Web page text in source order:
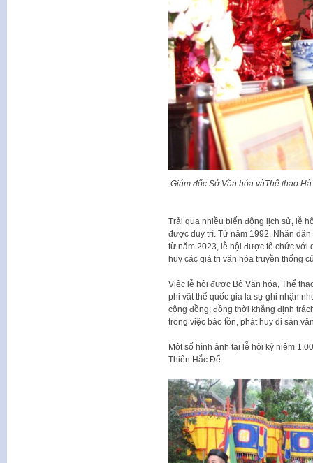
Giám đốc Sở Văn hóa vàThể thao
Trải qua nhiều biến động lịch sử, lễ
được duy trì. Từ năm 1992, Nhân
từ năm 2023, lễ hội được tổ chức với
huy các giá trị văn hóa truyền thống
Việc lễ hội được Bộ Văn hóa, Thể
phi vật thể quốc gia là sự ghi nhận
cộng đồng; đồng thời khẳng định
trong việc bảo tồn, phát huy di sản
Một số hình ảnh tại lễ hội kỷ niệm
Thiên Hắc Đế: